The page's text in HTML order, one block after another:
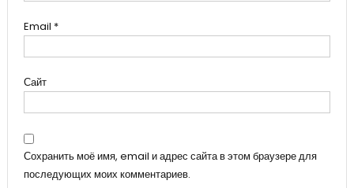
Email *
Сайт
Сохранить моё имя, email и адрес сайта в этом браузере для
последующих моих комментариев.